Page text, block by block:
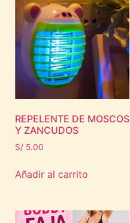
REPELENTE DE MOSCOS
Y ZANCUDOS
S/ 5.00
Añadir al carrito